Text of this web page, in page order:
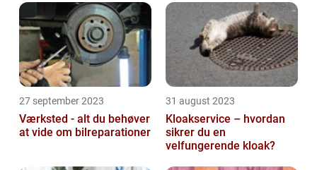
27 september 2023
Værksted - alt du behøver
at vide om bilreparationer
31 august 2023
Kloakservice – hvordan
sikrer du en
velfungerende kloak?